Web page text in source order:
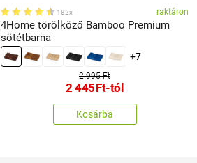
182x raktáron
4Home törölköző Bamboo Premium
sötétbarna
+7
2 995 Ft
2 445Ft-tól
Kosárba